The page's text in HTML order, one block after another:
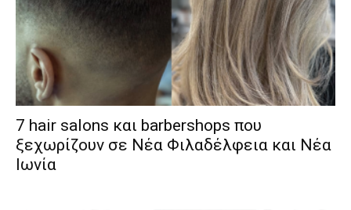
7 hair salons και barbershops που
ξεχωρίζουν σε Νέα Φιλαδέλφεια και Νέα
Ιωνία